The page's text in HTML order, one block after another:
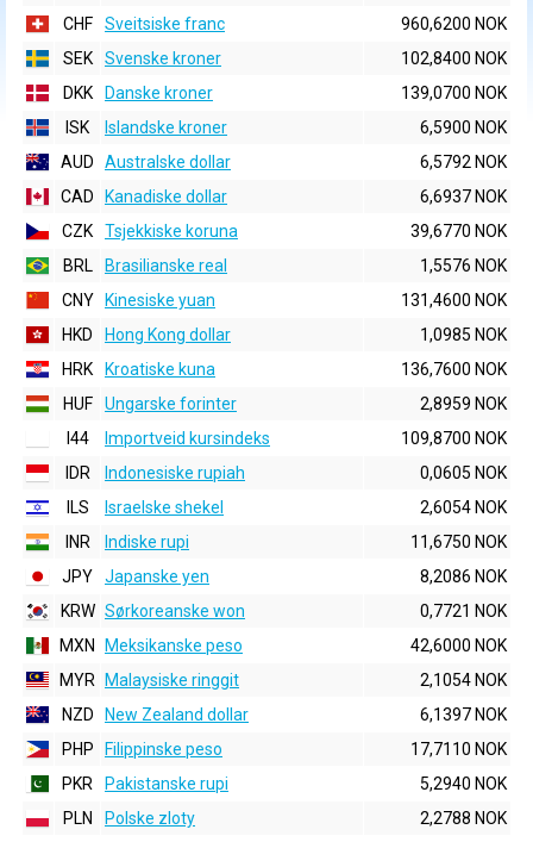
CHF
Sveitsiske franc
960,6200 NOK
SEK
Svenske kroner
102,8400 NOK
DKK
Danske kroner
139,0700 NOK
ISK
Islandske kroner
6,5900 NOK
AUD
Australske dollar
6,5792 NOK
CAD
Kanadiske dollar
6,6937 NOK
CZK
Tsjekkiske koruna
39,6770 NOK
BRL
Brasilianske real
1,5576 NOK
CNY
Kinesiske yuan
131,4600 NOK
HKD
Hong Kong dollar
1,0985 NOK
HRK
Kroatiske kuna
136,7600 NOK
HUF
Ungarske forinter
2,8959 NOK
I44
Importveid kursindeks
109,8700 NOK
IDR
Indonesiske rupiah
0,0605 NOK
ILS
Israelske shekel
2,6054 NOK
INR
Indiske rupi
11,6750 NOK
JPY
Japanske yen
8,2086 NOK
KRW Sørkoreanske won
0,7721 NOK
MXN
Meksikanske peso
42,6000 NOK
MYR
Malaysiske ringgit
2,1054 NOK
NZD
New Zealand dollar
6,1397 NOK
PHP
Filippinske peso
17,7110 NOK
PKR
Pakistanske rupi
5,2940 NOK
PLN
Polske zloty
2,2788 NOK